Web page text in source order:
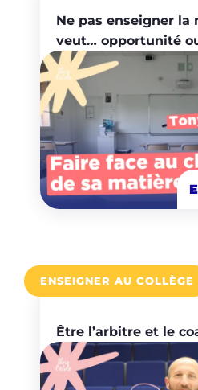
Ne pas enseigner la
veut… opportunité
ENSEIGNER AU COLLÈGE
Être l’arbitre et le